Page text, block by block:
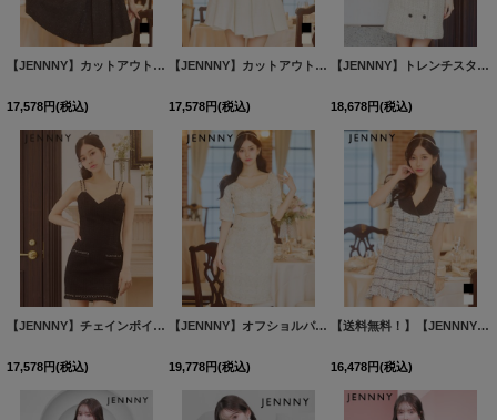
【JENNNY】カットアウトプリーツツイードドレス/キャバドレス【S-Mサイズ/2カラー】[HC02] 【KND】
17,578円(税込)
【JENNNY】カットアウトプリーツツイードドレス/キャバドレス【S-Mサイズ/2カラー】[HC02] 【KND】
17,578円(税込)
【JENNNY】トレンチスタイルツイードキャミソールドレス/キャバドレス【S-Mサイズ/1カラー】[HC02] 【KND】
18,678円(税込)
【JENNNY】チェインポイントツイードドレス/キャバドレス【S-Mサイズ/1カラー】[HC02] 【KND】
17,578円(税込)
【JENNNY】オフショルパールツイードドレス/キャバドレス【S-Mサイズ/1カラー】[HC02] 【KND】
19,778円(税込)
【送料無料！】【JENNNY】マーメイドツイードチェックドレス/キャバドレス【XS-Mサイズ/2カラー】[HC02]【KND】
16,478円(税込)